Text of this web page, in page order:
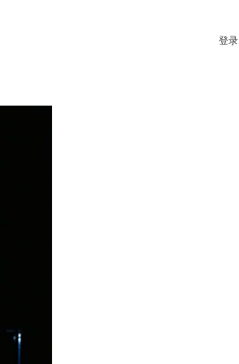
登录